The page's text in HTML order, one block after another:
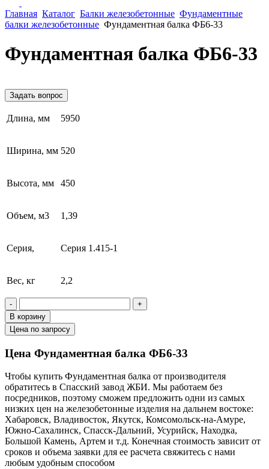
Главная Каталог Балки железобетонные Фундаментные
балки железобетонные Фундаментная балка ФБ6-33
Фундаментная балка ФБ6-33
Задать вопрос
Длина, мм 5950
Ширина, мм 520
Высота, мм 450
Объем, м3 1,39
Серия, Серия 1.415-1
Вес, кг 2,2
-
+
В корзину
Цена по запросу
Цена Фундаментная балка ФБ6-33
Чтобы купить Фундаментная балка от производителя
обратитесь в Cпасский завод ЖБИ. Мы работаем без
посредников, поэтому сможем предложить одни из самых
низких цен на железобетонные изделия на дальнем востоке:
Хабаровск, Владивосток, Якутск, Комсомольск-на-Амуре,
Южно-Сахалинск, Спасск-Дальний, Усурийск, Находка,
Большой Камень, Артем и т.д. Конечная стоимость зависит от
сроков и объема заявки для ее расчета свяжитесь с нами
любым удобным способом